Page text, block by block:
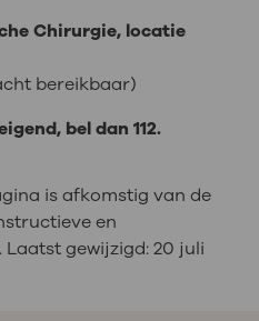
Chirurgie, locatie
bereikbaar)
bel dan 112.
is afkomstig van de
en
Laatst gewijzigd:20 juli